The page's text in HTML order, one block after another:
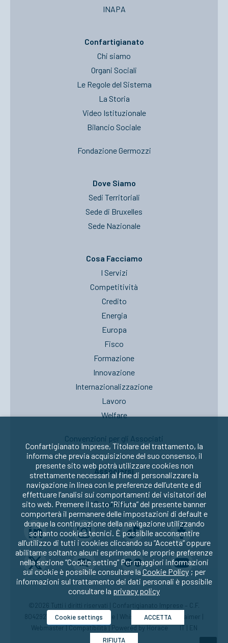
INAPA
Confartigianato
Chi siamo
Organi Sociali
Le Regole del Sistema
La Storia
Video Istituzionale
Bilancio Sociale
Fondazione Germozzi
Dove Siamo
Sedi Territoriali
Sede di Bruxelles
Sede Nazionale
Cosa Facciamo
I Servizi
Competitività
Credito
Energia
Europa
Fisco
Formazione
Innovazione
Internazionalizzazione
Lavoro
Welfare
Convenzioni per gli Associati
Associarsi
Seguici su:
©2026 Tutti i diritti riservati | Confartigianato Imprese – C.F.
80429270582 |Privacy|Cookie Whistleblowing|Disclaimer
Webmaster|Compatibilità| Powered by Horace IT EN
Confartigianato Imprese, Titolare del trattamento, la
informa che previa acquisizione del suo consenso, il
presente sito web potrà utilizzare cookies non
strettamente necessari al fine di personalizzare la
navigazione in linea con le preferenze dell’utente e di
effettuare l’analisi sui comportamenti dei visitatori del
sito web. Premere il tasto “Rifiuta” del presente banner
comporterà il permanere delle impostazioni di default e
dunque la continuazione della navigazione utilizzando
soltanto cookies tecnici. È possibile acconsentire
all’utilizzo di tutti i cookies cliccando su “Accetta” oppure
abilitarne soltanto alcuni esprimendo le proprie preferenze
nella sezione “Cookie setting” Per maggiori informazioni
sui cookie è possibile consultare la Cookie Policy; per
informazioni sul trattamento dei dati personali è possibile
consultare la privacy policy
Cookie settings ACCETTA
RIFIUTA